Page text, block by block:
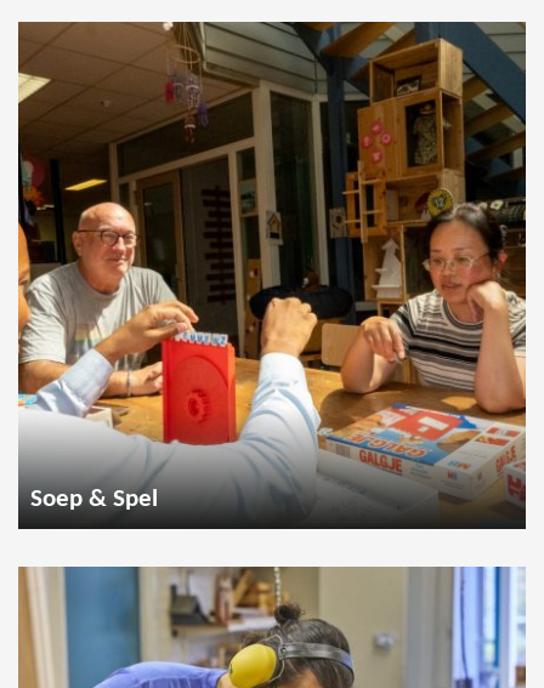
Soep & Spel